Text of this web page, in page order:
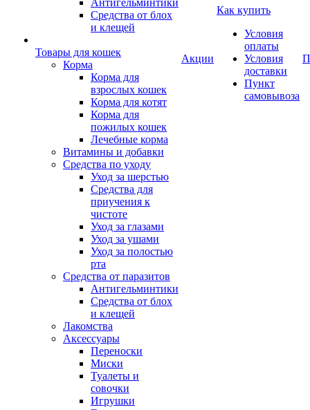
Антигельминтики
Средства от блох
и клещей
Товары для кошек
Корма
Корма для
взрослых кошек
Корма для котят
Корма для
пожилых кошек
Лечебные корма
Витамины и добавки
Средства по уходу
Уход за шерстью
Средства для
приучения к
чистоте
Уход за глазами
Уход за ушами
Уход за полостью
рта
Средства от паразитов
Антигельминтики
Средства от блох
и клещей
Лакомства
Аксессуары
Переноски
Миски
Туалеты и
совочки
Игрушки
Акции
Как купить
Условия
оплаты
Условия
доставки
Пункт
самовывоза